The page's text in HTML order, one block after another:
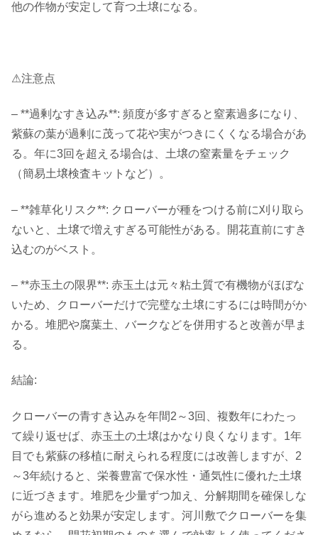
他の作物が安定して育つ土壌になる。
⚠注意点
– **過剰なすき込み**: 頻度が多すぎると窒素過多になり、
紫蘇の葉が過剰に茂って花や実がつきにくくなる場合があ
る。年に3回を超える場合は、土壌の窒素量をチェック
（簡易土壌検査キットなど）。
– **雑草化リスク**: クローバーが種をつける前に刈り取ら
ないと、土壌で増えすぎる可能性がある。開花直前にすき
込むのがベスト。
– **赤玉土の限界**: 赤玉土は元々粘土質で有機物がほぼな
いため、クローバーだけで完璧な土壌にするには時間がか
かる。堆肥や腐葉土、バークなどを併用すると改善が早ま
る。
結論:
クローバーの青すき込みを年間2～3回、複数年にわたっ
て繰り返せば、赤玉土の土壌はかなり良くなります。1年
目でも紫蘇の移植に耐えられる程度には改善しますが、2
～3年続けると、栄養豊富で保水性・通気性に優れた土壌
に近づきます。堆肥を少量ずつ加え、分解期間を確保しな
がら進めると効果が安定します。河川敷でクローバーを集